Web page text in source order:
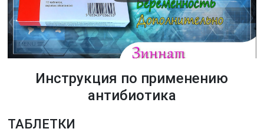
Инструкция по применению
антибиотика
ТАБЛЕТКИ